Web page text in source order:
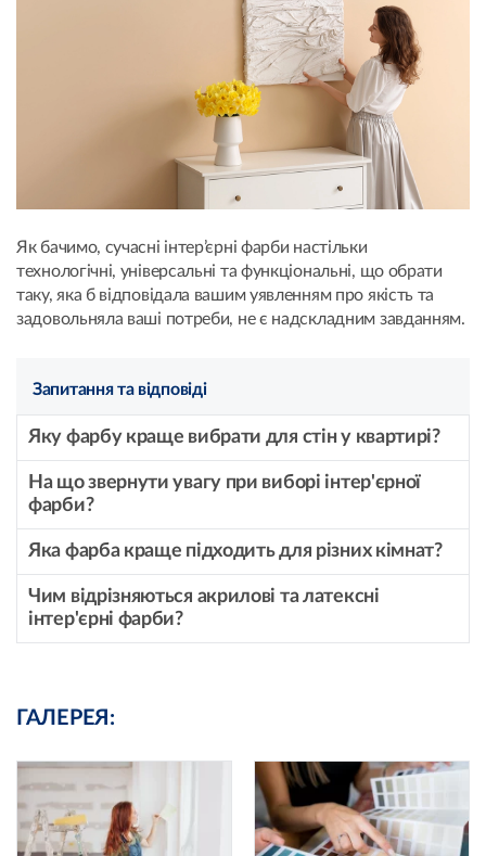
Як бачимо, сучасні інтер’єрні фарби настільки
технологічні, універсальні та функціональні, що обрати
таку, яка б відповідала вашим уявленням про якість та
задовольняла ваші потреби, не є надскладним завданням.
Запитання та відповіді
Яку фарбу краще вибрати для стін у квартирі?
На що звернути увагу при виборі інтер'єрної
фарби?
Яка фарба краще підходить для різних кімнат?
Чим відрізняються акрилові та латексні
інтер'єрні фарби?
ГАЛЕРЕЯ: